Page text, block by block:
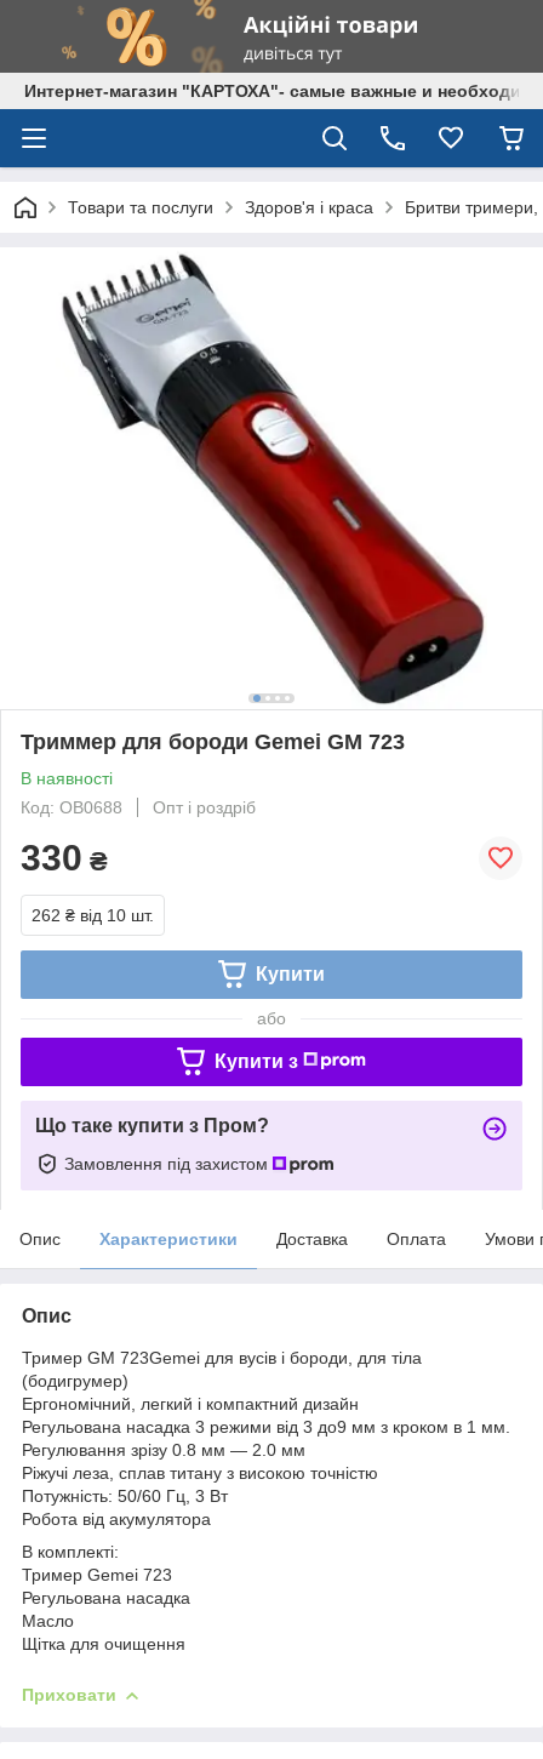
Интернет-магазин "КАРТОХА"- самые важные и
Товари та послуги Здоров'я і краса Бритви
Триммер для бороди Gemei GM 723
В наявності
Код: OB0688
Опт і роздріб
330 ₴
262 ₴ від 10 шт.
Купити
або
Купити з
Що таке купити з Пром?
Замовлення під захистом
Опис Характеристики Доставка Оплата Умови
Опис
Тример GM 723Gemei для вусів і бороди, для тіла
(бодигрумер)
Ергономічний, легкий і компактний дизайн
Регульована насадка 3 режими від 3 до9 мм з кроком в 1 мм.
Регулювання зрізу 0.8 мм ― 2.0 мм
Ріжучі леза, сплав титану з високою точністю
Потужність: 50/60 Гц, 3 Вт
Робота від акумулятора
В комплекті:
Тример Gemei 723
Регульована насадка
Масло
Щітка для очищення
Приховати